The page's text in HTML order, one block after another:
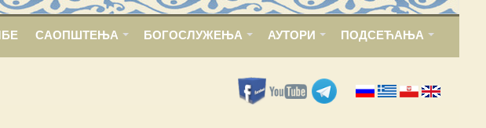
САОПШТЕЊА БОГОСЛУЖЕЊА АУТОРИ ПОДСЕЋАЊА